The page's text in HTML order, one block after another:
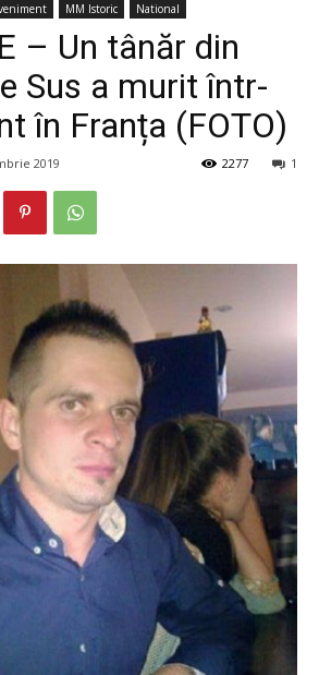
MM Istoric National
– Un tânăr din
Sus a murit într-
în Franța (FOTO)
2019 1
2277